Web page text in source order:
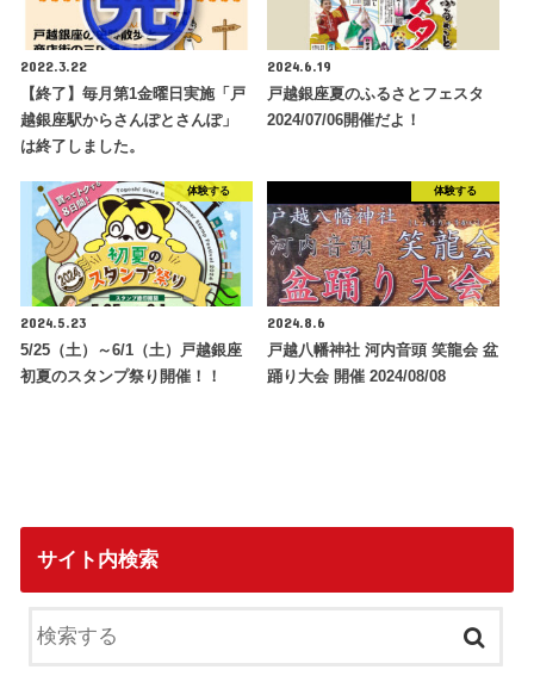
2022.3.22
【終了】毎月第1金曜日実施「戸
越銀座駅からさんぽとさんぽ」
は終了しました。
2024.6.19
戸越銀座夏のふるさとフェスタ
2024/07/06開催だよ！
体験する
2024.5.23
5/25（土）～6/1（土）戸越銀座
初夏のスタンプ祭り開催！！
体験する
2024.8.6
戸越八幡神社 河内音頭 笑龍会 盆
踊り大会 開催 2024/08/08
サイト内検索